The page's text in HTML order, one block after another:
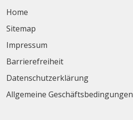
Home
Sitemap
Impressum
Barrierefreiheit
Datenschutzerklärung
Allgemeine Geschäftsbedingungen